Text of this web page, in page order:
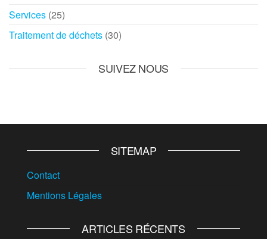
Services (25)
Traitement de déchets (30)
SUIVEZ NOUS
SITEMAP
Contact
Mentions Légales
ARTICLES RÉCENTS